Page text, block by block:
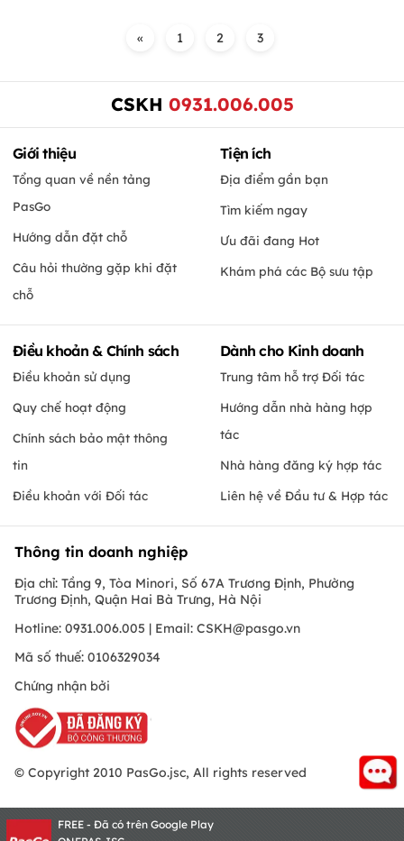
« 1 2 3
CSKH 0931.006.005
Giới thiệu
Tổng quan về nền tảng
PasGo
Hướng dẫn đặt chỗ
Câu hỏi thường gặp khi đặt
chỗ
Tiện ích
Địa điểm gần bạn
Tìm kiếm ngay
Ưu đãi đang Hot
Khám phá các Bộ sưu tập
Điều khoản & Chính sách
Điều khoản sử dụng
Quy chế hoạt động
Chính sách bảo mật thông
tin
Điều khoản với Đối tác
Dành cho Kinh doanh
Trung tâm hỗ trợ Đối tác
Hướng dẫn nhà hàng hợp
tác
Nhà hàng đăng ký hợp tác
Liên hệ về Đầu tư & Hợp tác
Thông tin doanh nghiệp
Địa chỉ: Tầng 9, Tòa Minori, Số 67A Trương Định, Phường
Trương Định, Quận Hai Bà Trưng, Hà Nội
Hotline: 0931.006.005 | Email: CSKH@pasgo.vn
Mã số thuế: 0106329034
Chứng nhận bởi
© Copyright 2010 PasGo.jsc, All rights reserved
FREE - Đã có trên Google Play